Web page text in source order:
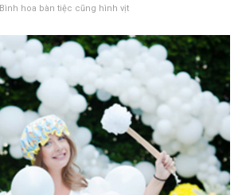
Bình hoa bàn tiệc cũng hình vịt